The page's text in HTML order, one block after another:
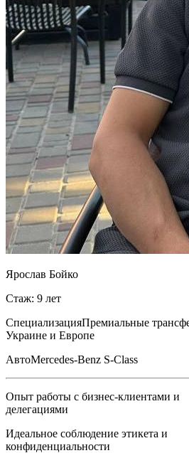
Ярослав Бойко
Стаж: 9 лет
СпециализацияПремиальные
Украине и Европе
АвтоMercedes-Benz S-Class
Опыт работы с бизнес-клиентами и
делегациями
Идеальное соблюдение этикета и
конфиденциальности